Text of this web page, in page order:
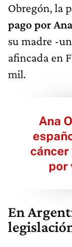
Obregón, la
pago por
su madre -
afincada en
mil.
Ana
cáncer
por
En